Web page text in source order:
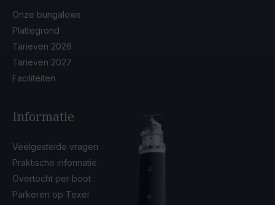
Onze bungalows
Plattegrond
Tarieven 2026
Tarieven 2027
Faciliteiten
Informatie
Veelgestelde vragen
Praktische informatie
Overtocht per boot
Parkeren op Texel